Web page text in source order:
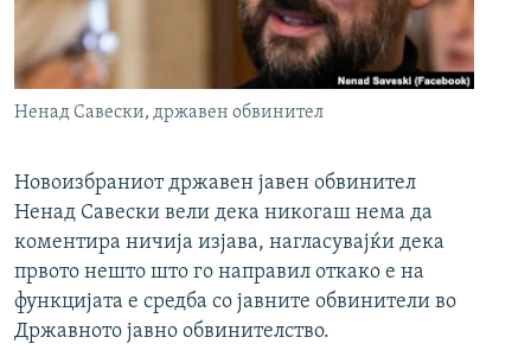
Ненад Савески, државен обвинител
Новоизбраниот државен јавен обвинител
Ненад Савески вели дека никогаш нема да
коментира ничија изјава, нагласувајќи дека
првото нешто што го направил откако е на
функцијата е средба со јавните обвинители во
Државното јавно обвинителство.